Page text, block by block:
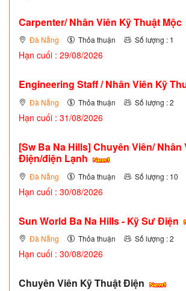
Carpenter/ Nhân Viên Kỹ Thuật Mộc
Đà Nẵng Thỏa thuận Số lượng : 1
Hạn cuối : 29/08/2026
Engineering Staff / Nhân Viên Kỹ
Đà Nẵng Thỏa thuận Số lượng : 2
Hạn cuối : 31/08/2026
[Sw Ba Na Hills] Chuyên Viên/ Nhân
Điện/điện Lạnh
Đà Nẵng Thỏa thuận Số lượng : 10
Hạn cuối : 30/08/2026
Sun World Ba Na Hills - Kỹ Sư Điện
Đà Nẵng Thỏa thuận Số lượng : 2
Hạn cuối : 30/08/2026
Chuyên Viên Kỹ Thuật Điện